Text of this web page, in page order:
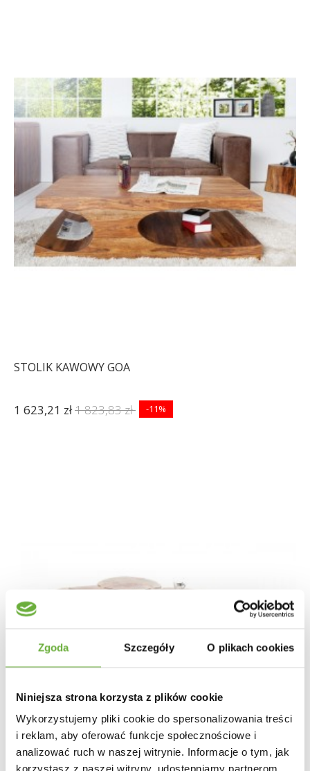
Zgoda Szczegóły O plikach cookies
Niniejsza strona korzysta z plików cookie
Wykorzystujemy pliki cookie do spersonalizowania treści
i reklam, aby oferować funkcje społecznościowe i
analizować ruch w naszej witrynie. Informacje o tym, jak
korzystasz z naszej witryny, udostępniamy partnerom
STOLIK KAWOWY GOA
1 623,21 zł1 823,83 zł -11%